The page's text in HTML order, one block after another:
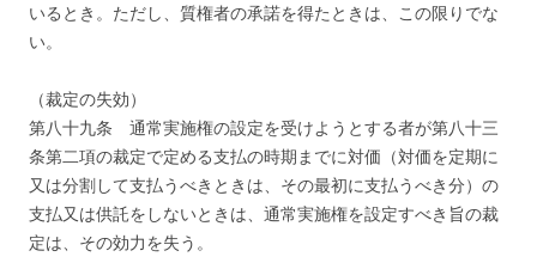
いるとき。ただし、質権者の承諾を得たときは、この限りでな
い。
（裁定の失効）
第八十九条 通常実施権の設定を受けようとする者が第八十三
条第二項の裁定で定める支払の時期までに対価（対価を定期に
又は分割して支払うべきときは、その最初に支払うべき分）の
支払又は供託をしないときは、通常実施権を設定すべき旨の裁
定は、その効力を失う。